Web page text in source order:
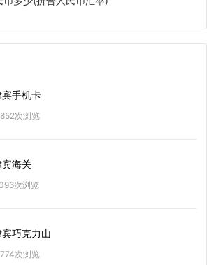
手机卡
次浏览
海关
次浏览
巧克力山
次浏览